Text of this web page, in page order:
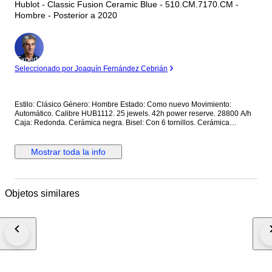
Hublot - Classic Fusion Ceramic Blue - 510.CM.7170.CM -
Hombre - Posterior a 2020
Experto
Seleccionado por Joaquín Fernández Cebrián
Estilo: Clásico Género: Hombre Estado: Como nuevo Movimiento:
Automático. Calibre HUB1112. 25 jewels. 42h power reserve. 28800 A/h
Caja: Redonda. Cerámica negra. Bisel: Con 6 tornillos. Cerámica
central. Cristal: Zafiro. Plano. Antirreflejo. Correa: Cerámica Cierre: Con
logo. Con pulsadores. Deployante doble. Titanio Dimensiones: Diámetro
entre asas: 25.7 mm. Anchura cierre: 23.5 mm. Peso: 163 gr Resistencia
oficial de Hublot. Precio de tarifa (PVP): 10500€
Mostrar toda la info
Objetos similares